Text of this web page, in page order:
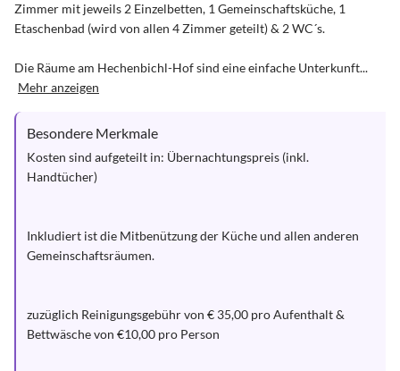
Zimmer mit jeweils 2 Einzelbetten, 1 Gemeinschaftsküche, 1
Etaschenbad (wird von allen 4 Zimmer geteilt) & 2 WC´s.
Die Räume am Hechenbichl-Hof sind eine einfache Unterkunft...
Mehr anzeigen
Besondere Merkmale
Kosten sind aufgeteilt in: Übernachtungspreis (inkl.
Handtücher)
Inkludiert ist die Mitbenützung der Küche und allen anderen
Gemeinschaftsräumen.
zuzüglich Reinigungsgebühr von € 35,00 pro Aufenthalt &
Bettwäsche von €10,00 pro Person